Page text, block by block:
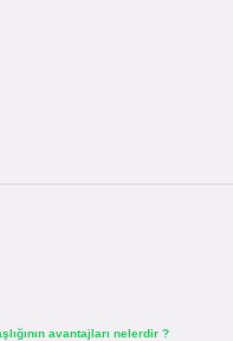
avantajları nelerdir ?